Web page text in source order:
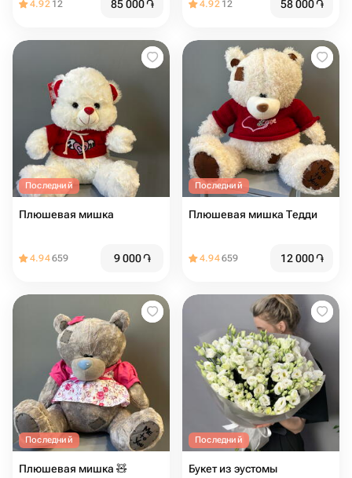
4.92 12 85 000֏ 4.92 12 58 000֏
Последний
Плюшевая мишка
4.94659 9 000֏
Последний
Плюшевая мишка Тедди
4.94659 12 000֏
Последний
Плюшевая мишка 🧸
Последний
Букет из эустомы